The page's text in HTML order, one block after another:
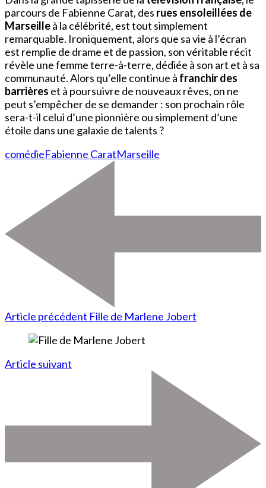
parcours de Fabienne Carat, des rues ensoleillées de
Marseilleà la célébrité, est tout simplement
remarquable. Ironiquement, alors que sa vie à l’écran
est remplie de drame et de passion, son véritable récit
révèle une femme terre-à-terre, dédiée à son art et à sa
communauté. Alors qu’elle continue à franchir des
barrières et à poursuivre de nouveaux rêves, on ne
peut s’empêcher de se demander : son prochain rôle
sera-t-il celui d’une pionnière ou simplement d’une
étoile dans une galaxie de talents ?
comédieFabienne CaratMarseille
Article précédent Fille de Marlene Jobert
Article suivant